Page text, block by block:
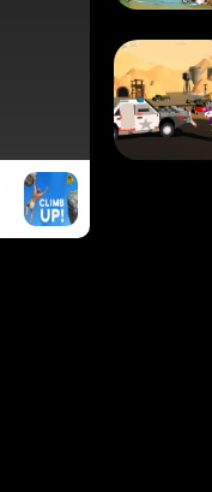
لعبة دفاع البرج